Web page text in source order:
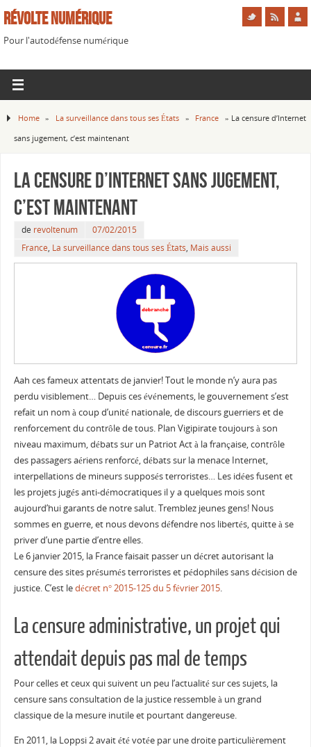
Révolte Numérique
Pour l'autodéfense numérique
Home » La surveillance dans tous ses États » France » La censure d’Internet
sans jugement, c’est maintenant
La censure d’Internet sans jugement,
c’est maintenant
de revoltenum
07/02/2015
France, La surveillance dans tous ses États, Mais aussi
Aah ces fameux attentats de janvier! Tout le monde n’y aura pas
perdu visiblement… Depuis ces événements, le gouvernement s’est
refait un nom à coup d’unité nationale, de discours guerriers et de
renforcement du contrôle de tous. Plan Vigipirate toujours à son
niveau maximum, débats sur un Patriot Act à la française, contrôle
des passagers aériens renforcé, débats sur la menace Internet,
interpellations de mineurs supposés terroristes… Les idées fusent et
les projets jugés anti-démocratiques il y a quelques mois sont
aujourd’hui garants de notre salut. Tremblez jeunes gens! Nous
sommes en guerre, et nous devons défendre nos libertés, quitte à se
priver d’une partie d’entre elles.
Le 6 janvier 2015, la France faisait passer un décret autorisant la
censure des sites présumés terroristes et pédophiles sans décision de
justice. C’est ledécret n° 2015-125 du 5 février 2015.
La censure administrative, un projet qui
attendait depuis pas mal de temps
Pour celles et ceux qui suivent un peu l’actualité sur ces sujets, la
censure sans consultation de la justice ressemble à un grand
classique de la mesure inutile et pourtant dangereuse.
En 2011, la Loppsi 2 avait été votée par une droite particulièrement